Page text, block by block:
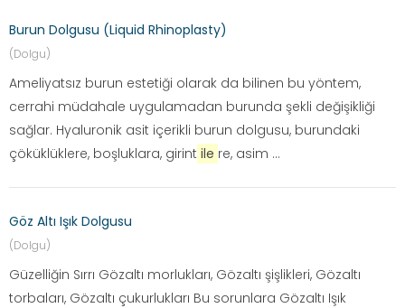
Burun Dolgusu (Liquid Rhinoplasty)
(Dolgu)
Ameliyatsız burun estetiği olarak da bilinen bu yöntem,
cerrahi müdahale uygulamadan burunda şekli değişikliği
sağlar. Hyaluronik asit içerikli burun dolgusu, burundaki
çöküklüklere, boşluklara, girint ile re, asim ...
Göz Altı Işık Dolgusu
(Dolgu)
Güzelliğin Sırrı Gözaltı morlukları, Gözaltı şişlikleri, Gözaltı
torbaları, Gözaltı çukurlukları Bu sorunlara Gözaltı Işık